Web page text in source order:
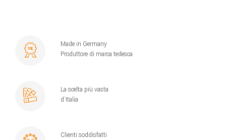
Made in Germany
Produttore di marca tedesca
La scelta più vasta
d´Italia
Clienti soddisfatti